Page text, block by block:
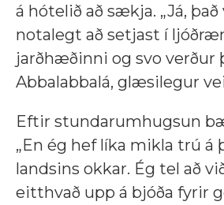
á hótelið að sækja. „Já,
notalegt að setjast í
jarðhæðinni og svo verður
Abbalabbalá, glæsilegur
Eftir stundarumhugsun
„En ég hef líka mikla trú á
landsins okkar. Ég tel að
eitthvað upp á bjóða fyrir